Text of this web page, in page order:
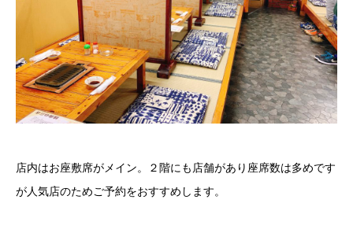
店内はお座敷席がメイン。２階にも店舗があり座席数は多めです
が人気店のためご予約をおすすめします。